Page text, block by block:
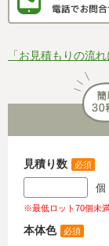
「お見積もりの流
見積り数 必須
個
※最低ロット70個未
本体色 必須